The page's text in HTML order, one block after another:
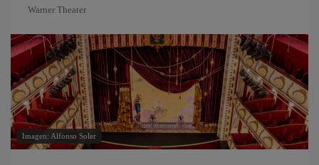
Warner Theater
Imagen: Alfonso Soler